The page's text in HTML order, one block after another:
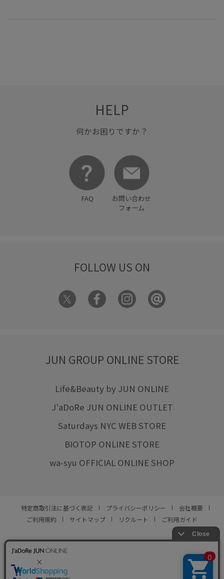
HELP
何かお困りですか？
FAQ
お問い合わせ
フォーム
FOLLOW US ON
JUN GROUP ONLINE STORE
Life&Beauty by JUN ONLINE
J'aDoRe JUN ONLINE OUTLET
Saturdays NYC WEB STORE
BIOTOP ONLINE STORE
wa-syu OFFICIAL ONLINE SHOP
特定商取引法に基づく表記 プライバシーポリシー
会社概要
ご利用規約
サイトマップ リクルート ご利用ガイド
© JUN CO.,LTD. ALL RIGHTS RESERVED.